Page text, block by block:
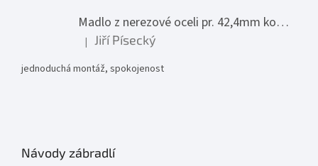
Madlo z nerezové oceli pr. 42,4mm komplet - model 0116 - 3000mm
Hodnocení produktu je 5 z 5 hvězdiček.
| Jiří Písecký
jednoduchá montáž, spokojenost
Návody zábradlí